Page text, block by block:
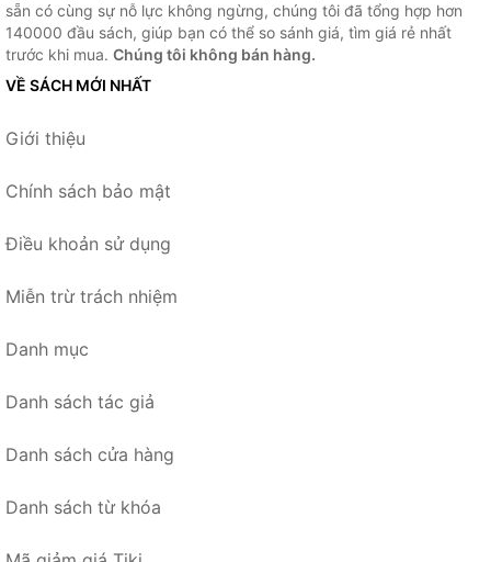
sẵn có cùng sự nỗ lực không ngừng, chúng tôi đã tổng hợp hơn
140000 đầu sách, giúp bạn có thể so sánh giá, tìm giá rẻ nhất
trước khi mua. Chúng tôi không bán hàng.
VỀ SÁCH MỚI NHẤT
Giới thiệu
Chính sách bảo mật
Điều khoản sử dụng
Miễn trừ trách nhiệm
Danh mục
Danh sách tác giả
Danh sách cửa hàng
Danh sách từ khóa